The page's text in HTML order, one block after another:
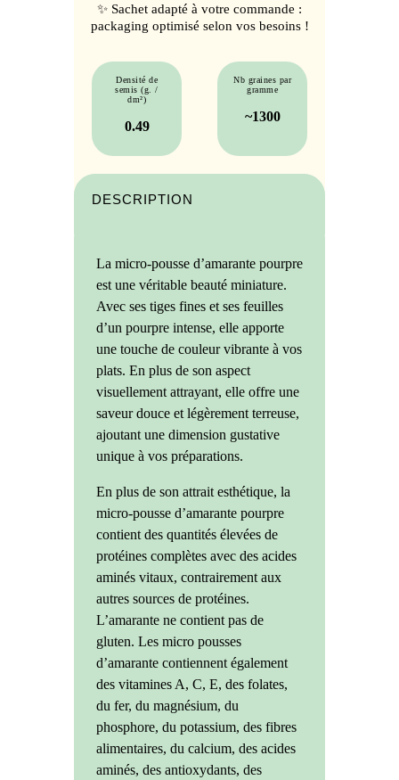
Densité de
semis (g. /
dm²)
0.49
Nb graines par
gramme
~1300
DESCRIPTION
La micro-pousse d’amarante pourpre
est une véritable beauté miniature.
Avec ses tiges fines et ses feuilles
d’un pourpre intense, elle apporte
une touche de couleur vibrante à vos
plats. En plus de son aspect
visuellement attrayant, elle offre une
saveur douce et légèrement terreuse,
ajoutant une dimension gustative
unique à vos préparations.
En plus de son attrait esthétique, la
micro-pousse d’amarante pourpre
contient des quantités élevées de
protéines complètes avec des acides
aminés vitaux, contrairement aux
autres sources de protéines.
L’amarante ne contient pas de
gluten. Les micro pousses
d’amarante contiennent également
des vitamines A, C, E, des folates,
du fer, du magnésium, du
phosphore, du potassium, des fibres
alimentaires, du calcium, des acides
aminés, des antioxydants, des
✨ Sachet adapté à votre commande :
packaging optimisé selon vos besoins !